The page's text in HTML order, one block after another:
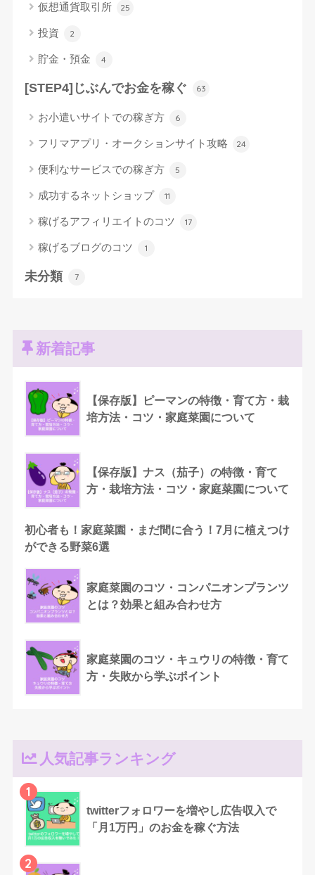
仮想通貨取引所 25
投資 2
貯金・預金 4
[STEP4]じぶんでお金を稼ぐ 63
お小遣いサイトでの稼ぎ方 6
フリマアプリ・オークションサイト攻略 24
便利なサービスでの稼ぎ方 5
成功するネットショップ 11
稼げるアフィリエイトのコツ 17
稼げるブログのコツ 1
未分類 7
新着記事
【保存版】ピーマンの特徴・育て方・栽
培方法・コツ・家庭菜園について
【保存版】ナス（茄子）の特徴・育て
方・栽培方法・コツ・家庭菜園について
初心者も！家庭菜園・まだ間に合う！7月に植えつけ
ができる野菜6選
家庭菜園のコツ・コンパニオンプランツ
とは？効果と組み合わせ方
家庭菜園のコツ・キュウリの特徴・育て
方・失敗から学ぶポイント
人気記事ランキング
1
twitterフォロワーを増やし広告収入で
「月1万円」のお金を稼ぐ方法
2